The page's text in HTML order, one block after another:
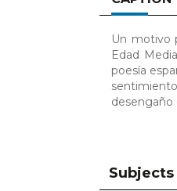
Un motivo
Edad
poesía
desengaño
Subjects